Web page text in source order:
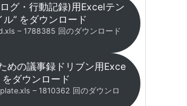
グ・行動記録)用Excelテン
” をダウンロード
– 1788385 回のダウンロード
めの議事録ドリブン用Exce
ダウンロード
– 1810362 回のダウンロ